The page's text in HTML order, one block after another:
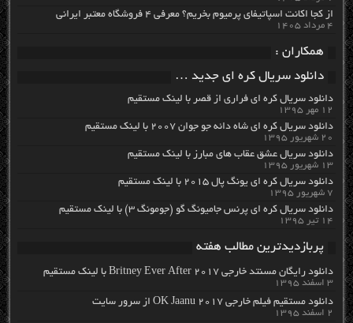
از کجا اکانت اسپاتیفای پرمیوم بخریم؟ معرفی ۴ فروشگاه معتبر ایرانی
۴ مرداد ۱۴۰۵
همکاران :
دانلود سریال کره ای جدید …
دانلود سریال کره ای فراری از قصر با لینک مستقیم
۱۲ مهر ۱۳۹۵
دانلود سریال کره ای شاه دائه جو جوان ۲۰۰۷ با لینک مستقیم
۲۰ شهریور ۱۳۹۵
دانلود سریال عشق عقاب های مبارز با لینک مستقیم
۱۳ شهریور ۱۳۹۵
دانلود سریال کره ای یونگ پال ۲۰۱۵ با لینک مستقیم
۷ شهریور ۱۳۹۵
دانلود سریال کره ای پرنس جامیونگ گو (جومونگ ۳) با لینک مستقیم
۱۴ تیر ۱۳۹۵
پربازدیدترین مطالب هفته
دانلود رایگان مسنتد خارجی Britney Ever After 2017 با لینک مستقیم
۳ اسفند ۱۳۹۵
دانلود مستقیم فیلم خارجی OK Jaanu 2017 از سرور سایت
۲ اسفند ۱۳۹۵